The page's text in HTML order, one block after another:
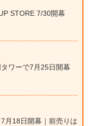
STORE 7/30開幕
ワーで7月25日開幕
月18日開幕｜前売りは